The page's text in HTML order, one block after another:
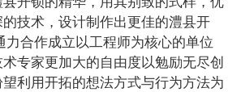
技术，设计制作出更佳的澧县开
力合作成立以工程师为核心的单位
专家更加大的自由度以勉励无尽创
利用开拓的想法方式与行为方法为